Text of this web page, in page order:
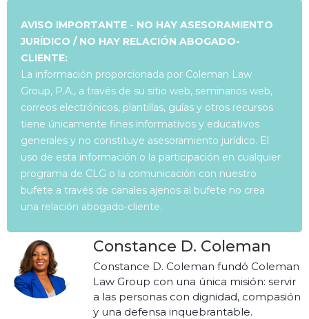
AVISO IMPORTANTE - NO HAY ASESORAMIENTO
JURÍDICO / NO HAY RELACIÓN ABOGADO-
CLIENTE:
La información proporcionada por Coleman Law
Group, P.A., a través de su sitio web, seminarios web,
correos electrónicos, plantillas, guías y otros recursos
tiene únicamente fines informativos y educativos
generales y no constituye asesoramiento jurídico. El
uso de esta información o la participación en cualquier
programa de CLG o la comunicación con nuestro
bufete a través de canales ajenos al bufete no crea
una relación abogado-cliente.
Constance D. Coleman
Constance D. Coleman fundó Coleman
Law Group con una única misión: servir
a las personas con dignidad, compasión
y una defensa inquebrantable.